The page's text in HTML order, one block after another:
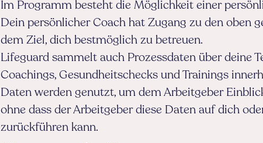
Im Programm besteht die Möglichkeit einer
Dein persönlicher Coach hat Zugang zu den oben
dem Ziel, dich bestmöglich zu betreuen.
Lifeguard sammelt auch Prozessdaten über deine
Coachings, Gesundheitschecks und Trainings
Daten werden genutzt, um dem Arbeitgeber
ohne dass der Arbeitgeber diese Daten auf dich
zurückführen kann.